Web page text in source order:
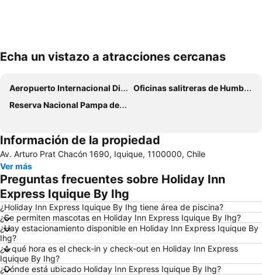
Echa un vistazo a atracciones cercanas
Aeropuerto Internacional Diego Aracena
Oficinas salitreras de Humberstone y Santa Laura
Reserva Nacional Pampa del Tamarugal
Información de la propiedad
Av. Arturo Prat Chacón 1690, Iquique, 1100000, Chile
Ver más
Preguntas frecuentes sobre Holiday Inn
Express Iquique By Ihg
¿Holiday Inn Express Iquique By Ihg tiene área de piscina?
¿Se permiten mascotas en Holiday Inn Express Iquique By Ihg?
¿Hay estacionamiento disponible en Holiday Inn Express Iquique By
Ihg?
¿A qué hora es el check-in y check-out en Holiday Inn Express
Iquique By Ihg?
¿Dónde está ubicado Holiday Inn Express Iquique By Ihg?